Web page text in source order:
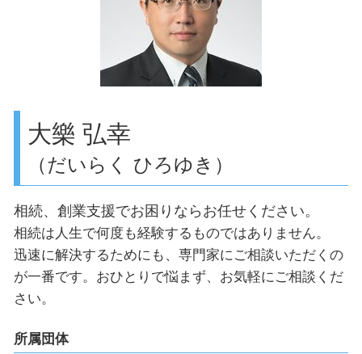
会社の種類 合同会社
渋谷区 決算申告
世田谷区 顧問税理士
相続対策 品川区
相続対策 目黒区
大樂 弘幸
（だいらく ひろゆき）
相続、創業支援でお困りならお任せください。
相続は人生で何度も経験するものではありません。
迅速に解決するためにも、専門家にご相談いただくの
が一番です。おひとりで悩まず、お気軽にご相談くだ
さい。
所属団体